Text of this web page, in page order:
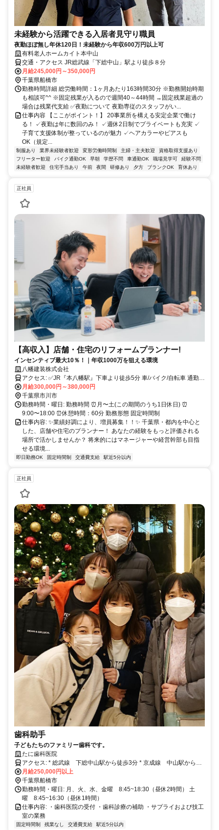
未経験から活躍できる入居者見守り職員
夜勤ほぼ無し年休120日！未経験から年収600万円以上可
有料老人ホームカイト本中山
交通・アクセス JR総武線「下総中山」駅より徒歩８分
月給245,000円～350,000円
千葉県船橋市
勤務時間詳細 総労働時間：1ヶ月あたり163時間30分 ※勤務開始時期
も相談可^^ ※固定残業が入るので週間40～44時間 →固定残業超過の
場合は残業代支給 ✅夜勤について 夜勤専従のスタッフがい...
仕事内容 【ここがポイント！】 20事業所を構える安定企業で働け
る！ ✓夜勤は年に数回のみ！ ✓週休2日制でプライベートも充実 ✓
子育て支援体制が整っているのが魅力 ✓ヘアカラーやピアスも
OK（規定...
制服あり 業界未経験者歓迎 変形労働時間制 主婦・主夫歓迎
資格取得支援あり
フリーター歓迎
バイク通勤OK 早朝 学歴不問 車通勤OK 職場見学可
経験不問
未経験者歓迎
住宅手当あり 午前 夜間 研修あり 夕方 ブランクOK 育休あり
正社員
【高収入】店舗・住宅のリフォームプランナー!
インセンティブ最大10％！｜年収1000万を狙える環境
八幡建装株式会社
アクセス: ✅JR『本八幡駅』下車より徒歩5分 車/バイク/自転車 通勤
相談可◎
月給300,000円～380,000円
千葉県市川市
勤務時間・曜日: 勤務時間 ⏰月〜土(この期間のうち1日休日) ⏰
9:00〜18:00 ⏰休憩時間：60分 勤務形態 固定時間制
仕事内容: ✨業績好調により、増員募集！！✨ 千葉県・都内を中心と
した、店舗や住宅のプランナー！ あなたの経験をもっと評価される
場所で活かしませんか？ 将来的にはマネージャーや経営幹部も目指
せる環境...
即日勤務OK 固定時間制 交通費支給 駅近5分以内
正社員
歯科助手
子どもたちのファミリー歯科です。
たに歯科医院
アクセス: * 総武線 下総中山駅から徒歩3分 * 京成線 中山駅から徒
歩5分
月給250,000円以上
千葉県船橋市
勤務時間・曜日: 月、火、水、金曜 8:45~18:30（昼休2時間） 土
曜 8:45~16:30（昼休1時間）
仕事内容: ・歯科医院の受付 ・歯科診療の補助 ・サプライおよび技工
室の業務
固定時間制 残業なし 交通費支給 駅近5分以内